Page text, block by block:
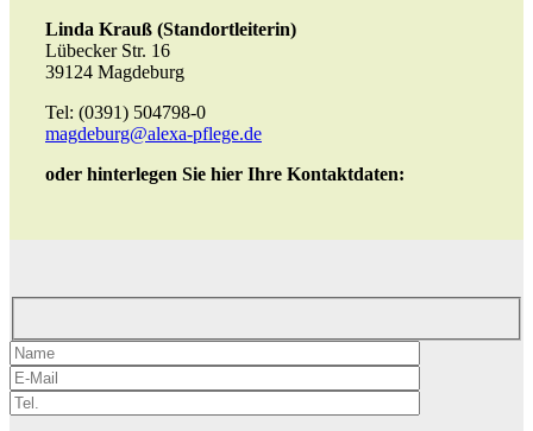
Linda Krauß (Standortleiterin)
Lübecker Str. 16
39124 Magdeburg
Tel: (0391) 504798-0
magdeburg@alexa-pflege.de
oder hinterlegen Sie hier Ihre Kontaktdaten: